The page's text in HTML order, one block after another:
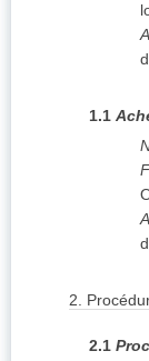
1.1
2.
2.1